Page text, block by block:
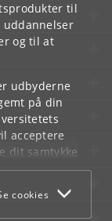
til
uddannelser
og til at
udbyderne
på din
acceptere
dit samtykke
finder i
cookies